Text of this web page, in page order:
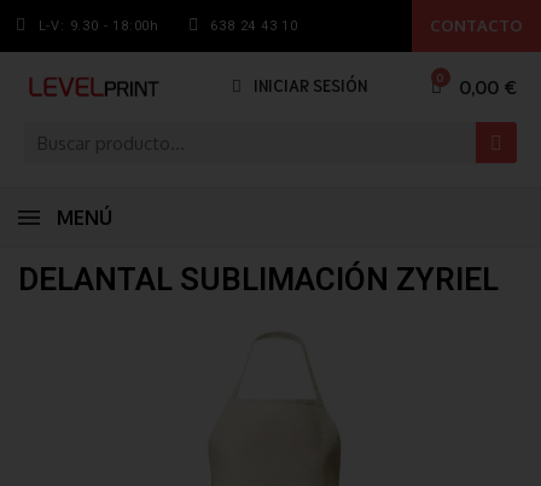
L-V: 9.30 - 18:00h 638 24 43 10 CONTACTO
INICIAR SESIÓN 0,00 €
MENÚ
DELANTAL SUBLIMACIÓN ZYRIEL